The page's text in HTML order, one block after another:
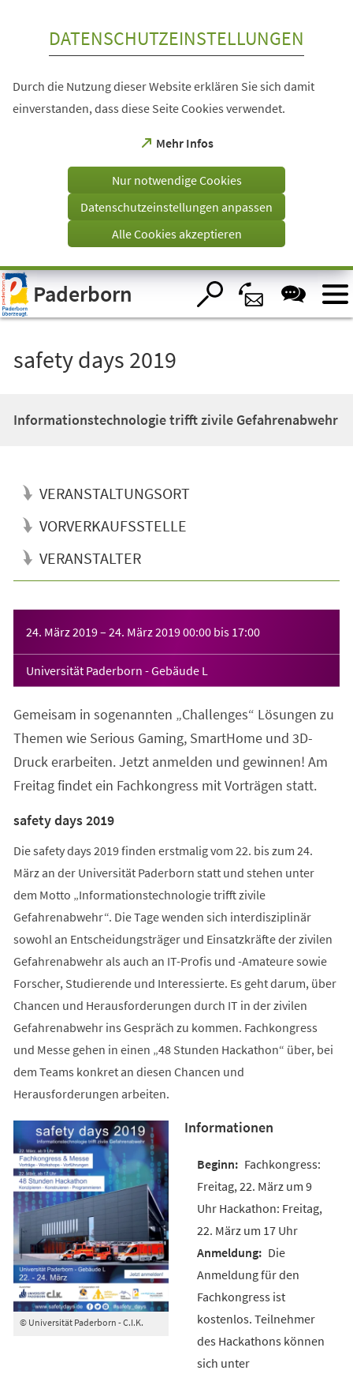
Visuelle
Assistenzsoftware
öffnen.
DATENSCHUTZEINSTELLUNGEN
Durch die Nutzung dieser Website erklären Sie sich damit
einverstanden, dass diese Seite Cookies verwendet.
Mehr Infos
(Öffnet
einem
Tab)
Nur notwendige Cookies
Datenschutzeinstellungen anpassen
Alle Cookies akzeptieren
Paderborn
safety days 2019
Informationstechnologie trifft zivile Gefahrenabwehr
VERANSTALTUNGSORT
VORVERKAUFSSTELLE
VERANSTALTER
24. März 2019– 24. März 201900:00 bis 17:00
Universität Paderborn - Gebäude L
Gemeisam in sogenannten „Challenges“ Lösungen zu
Themen wie Serious Gaming, SmartHome und 3D-
Druck erarbeiten. Jetzt anmelden und gewinnen! Am
Freitag findet ein Fachkongress mit Vorträgen statt.
safety days 2019
Die safety days 2019 finden erstmalig vom 22. bis zum 24.
März an der Universität Paderborn statt und stehen unter
dem Motto „Informationstechnologie trifft zivile
Gefahrenabwehr“. Die Tage wenden sich interdisziplinär
sowohl an Entscheidungsträger und Einsatzkräfte der zivilen
Gefahrenabwehr als auch an IT-Profis und -Amateure sowie
Forscher, Studierende und Interessierte. Es geht darum, über
Chancen und Herausforderungen durch IT in der zivilen
Gefahrenabwehr ins Gespräch zu kommen. Fachkongress
und Messe gehen in einen „48 Stunden Hackathon“ über, bei
dem Teams konkret an diesen Chancen und
Herausforderungen arbeiten.
© Universität Paderborn - C.I.K.
Informationen
Fachkongress:
Freitag, 22. März um 9
Uhr Hackathon: Freitag,
22. März um 17 Uhr
Die
Anmeldung für den
Fachkongress ist
kostenlos. Teilnehmer
des Hackathons können
sich unter